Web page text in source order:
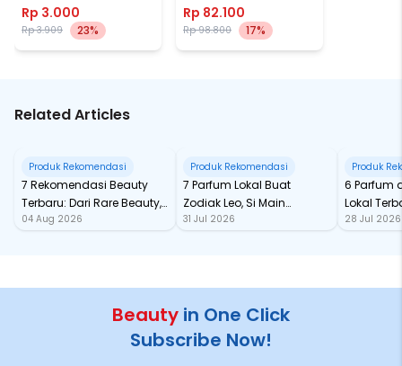
Essence Mask
Rp 3.000
Rp 3.909 23%
Mask
Rp 82.100
Rp 98.800 17%
Related Articles
Produk Rekomendasi
7 Rekomendasi Beauty
Terbaru: Dari Rare Beauty,
Sampai Rhode Skin, Super
04 Aug 2026
Produk Rekomendasi
7 Parfum Lokal Buat
Zodiak Leo, Si Main
Character yang Selalu
31 Jul 2026
Produk
6 Parfum
Lokal
dari
28 Jul 2026
Beauty in One Click
Subscribe Now!